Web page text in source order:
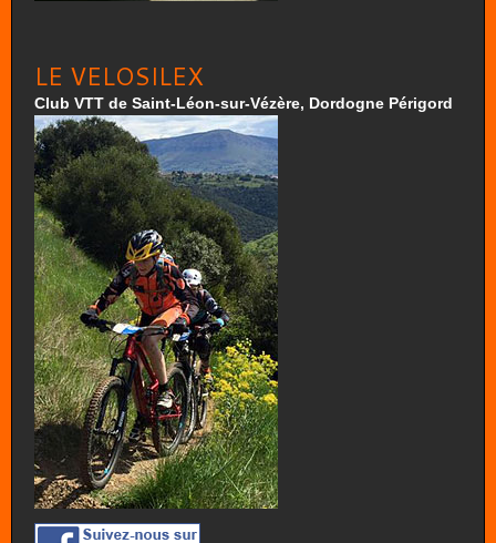
LE VELOSILEX
Club VTT de Saint-Léon-sur-Vézère, Dordogne Périgord